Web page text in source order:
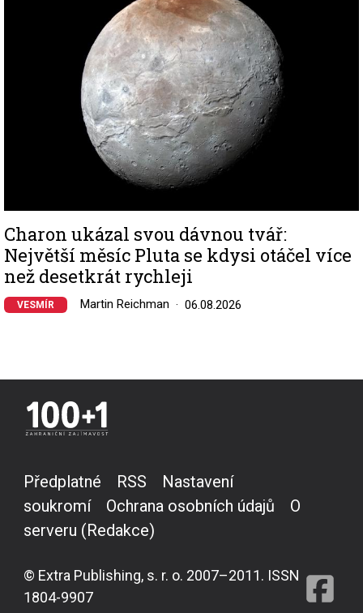
Charon ukázal svou dávnou tvář:
Největší měsíc Pluta se kdysi otáčel více
než desetkrát rychleji
VESMÍR Martin Reichman 06.08.2026
Předplatné RSS
Nastavení
soukromí
Ochrana osobních údajů
O
serveru (Redakce)
© Extra Publishing, s. r. o. 2007–2011. ISSN
1804-9907